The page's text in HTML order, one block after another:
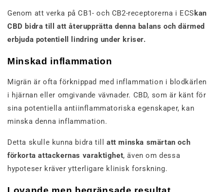
Genom att verka på CB1- och CB2-receptorerna i ECS kan
CBD bidra till att återupprätta denna balans och därmed
erbjuda potentiell lindring under kriser.
Minskad inflammation
Migrän är ofta förknippad med inflammation i blodkärlen
i hjärnan eller omgivande vävnader. CBD, som är känt för
sina potentiella antiinflammatoriska egenskaper, kan
minska denna inflammation.
Detta skulle kunna bidra till att minska smärtan och
förkorta attackernas varaktighet, även om dessa
hypoteser kräver ytterligare klinisk forskning.